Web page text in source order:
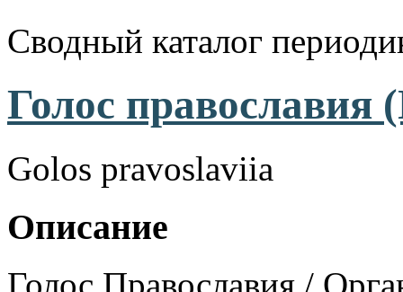
Сводный каталог
Голос православия
Golos pravoslaviia
Описание